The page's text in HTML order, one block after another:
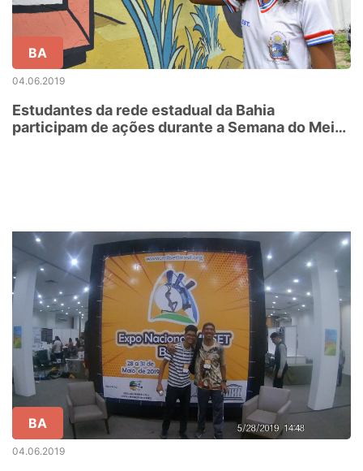
BA
04.06.2019
Estudantes da rede estadual da Bahia
participam de ações durante a Semana do Meio
BA
04.06.2019